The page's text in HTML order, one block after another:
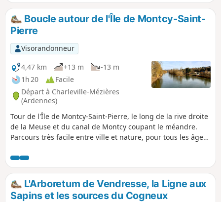
Boucle autour de l'Île de Montcy-Saint-
Pierre
Visorandonneur
4,47 km
+13 m
-13 m
1h 20
Facile
Départ à Charleville-Mézières
(Ardennes)
Tour de l'Île de Montcy-Saint-Pierre, le long de la rive droite
de la Meuse et du canal de Montcy coupant le méandre.
Parcours très facile entre ville et nature, pour tous les âges.
l'évasion y trouveront leur bonheur. Nombreux points
d'observation de la faune peuplant la Meuse et plusieurs
points de vue sur Charleville-Mézières et les environs.
L'Arboretum de Vendresse, la Ligne aux
Sapins et les sources du Cogneux